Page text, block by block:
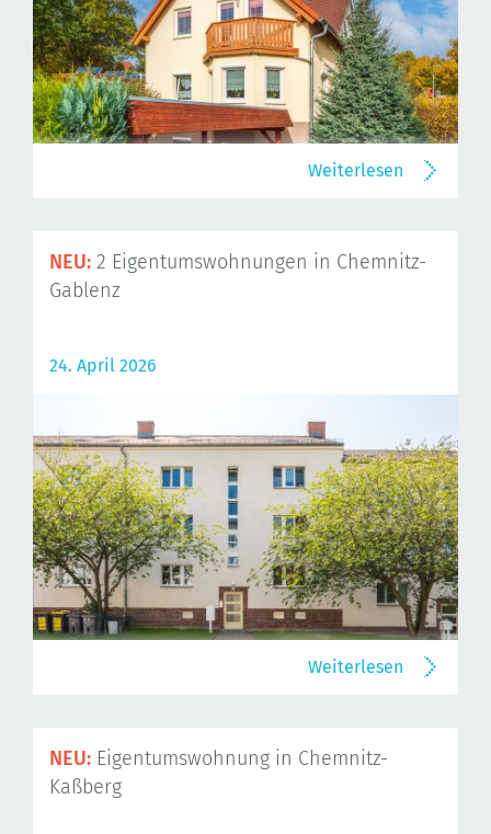
Weiterlesen
NEU: 2 Eigentumswohnungen in Chemnitz-
Gablenz
24. April 2026
Weiterlesen
NEU: Eigentumswohnung in Chemnitz-
Kaßberg